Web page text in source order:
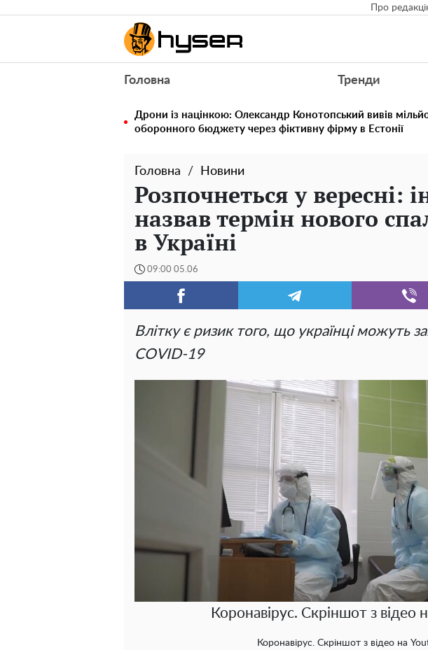
Про
Головна Тренди
Дрони із націнкою: Олександр Конотопський вивів
оборонного бюджету через фіктивну фірму в Естонії
Головна Новини
Розпочнеться у вересні:
назвав термін нового
в Україні
09:00 05.06
Влітку є ризик того, що українці можуть
COVID-19
Коронавірус. Скріншот з відео
Коронавірус. Скріншот з відео на